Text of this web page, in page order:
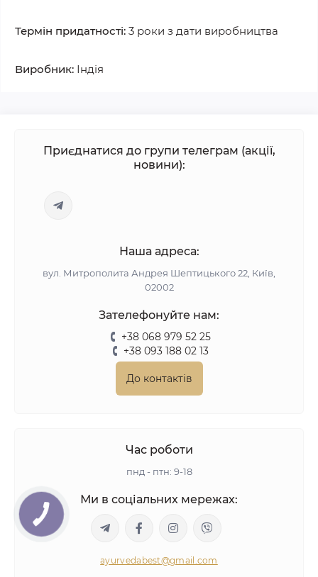
Термін придатності: 3 роки з дати виробництва
Виробник: Індія
Приєднатися до групи телеграм (акції,
новини):
Наша адреса:
вул. Митрополита Андрея Шептицького 22, Київ,
02002
Зателефонуйте нам:
+38 068 979 52 25
+38 093 188 02 13
До контактів
Час роботи
пнд - птн: 9-18
Ми в соціальних мережах:
ayurvedabest@gmail.com